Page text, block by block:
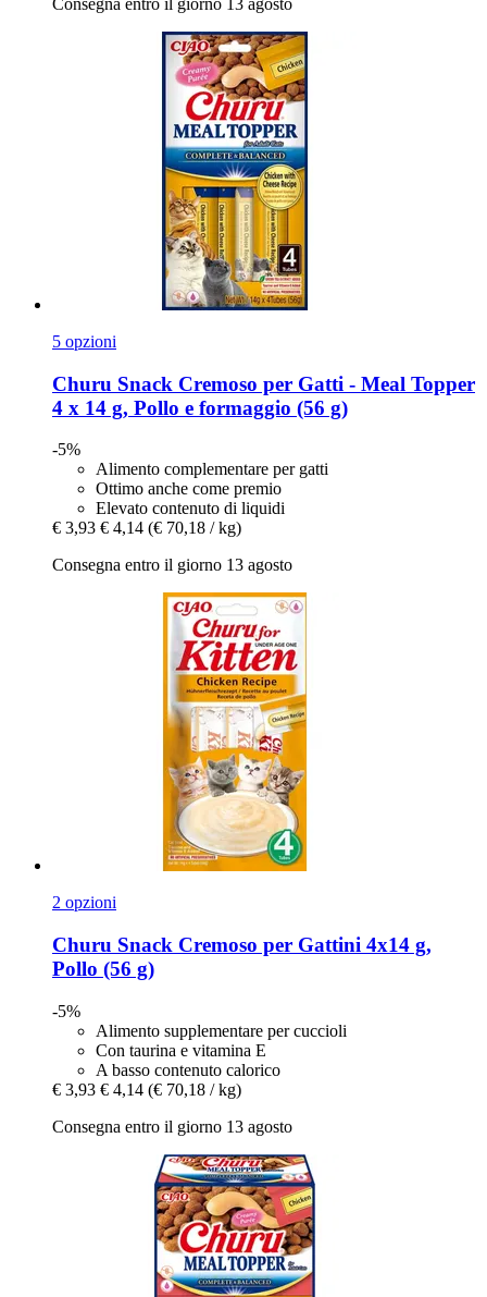
Consegna entro il giorno 13 agosto
5 opzioni
Churu Snack Cremoso per Gatti -​ Meal Topper
4 x 14 g, Pollo e formaggio (56 g)
-5%
Alimento complementare per gatti
Ottimo anche come premio
Elevato contenuto di liquidi
€ 3,93 € 4,14 (€ 70,18 / kg)
Consegna entro il giorno 13 agosto
2 opzioni
Churu Snack Cremoso per Gattini 4x14 g,
Pollo (56 g)
-5%
Alimento supplementare per cuccioli
Con taurina e vitamina E
A basso contenuto calorico
€ 3,93 € 4,14 (€ 70,18 / kg)
Consegna entro il giorno 13 agosto